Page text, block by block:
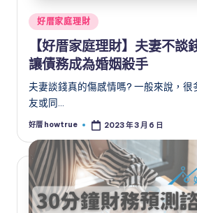
Posted
好厝家庭理財
【好厝家庭理財】夫妻不談
讓債務成為婚姻殺手
夫妻談錢真的傷感情嗎? 一般來說，很
友或同…
Posted
好厝 howtrue 2023 年 3 月 6 日